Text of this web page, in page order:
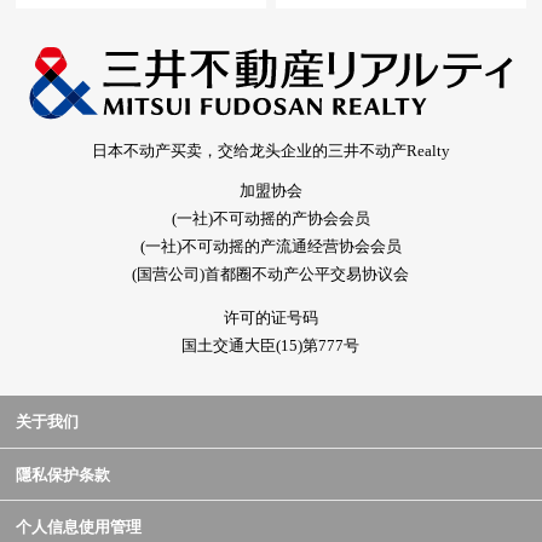
日本不动产买卖，交给龙头企业的三井不动产Realty
加盟协会
(一社)不可动摇的产协会会员
(一社)不可动摇的产流通经营协会会员
(国营公司)首都圈不动产公平交易协议会
许可的证号码
国土交通大臣(15)第777号
关于我们
隱私保护条款
个人信息使用管理